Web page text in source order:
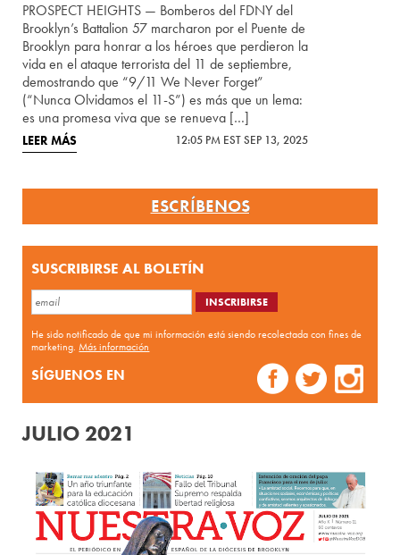
PROSPECT HEIGHTS — Bomberos del FDNY del
Brooklyn’s Battalion 57 marcharon por el Puente de
Brooklyn para honrar a los héroes que perdieron la
vida en el ataque terrorista del 11 de septiembre,
demostrando que “9/11 We Never Forget”
(“Nunca Olvidamos el 11-S”) es más que un lema:
es una promesa viva que se renueva […]
LEER MÁS 12:05 PM EST SEP 13, 2025
ESCRÍBENOS
SUSCRIBIRSE AL BOLETÍN
He sido notificado de que mi información está siendo recolectada con fines de
marketing.Más información
SÍGUENOS EN
JULIO 2021